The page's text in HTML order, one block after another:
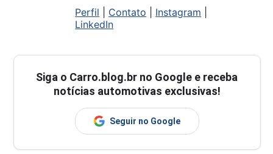
Perfil Contato Instagram
LinkedIn
Siga o Carro.blog.br no Google e receba
notícias automotivas exclusivas!
Seguir no Google